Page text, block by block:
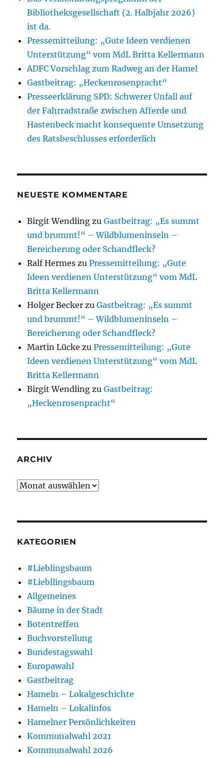
Bibliotheksgesellschaft (2. Halbjahr 2026)
ist da.
Pressemitteilung: „Gute Ideen verdienen
Unterstützung“ vom MdL Britta Kellermann
ADFC Vorschlag zum Radweg an der Hamel
Gastbeitrag: „Heckenrosenpracht“
Presseerklärung SPD: Schwerer Unfall auf
der Fahrradstraße zwischen Afferde und
Hastenbeck macht konsequente Umsetzung
des Ratsbeschlusses erforderlich
NEUESTE KOMMENTARE
Birgit Wendling zuGastbeitrag: „Es summt
und brummt!“ – Wildblumeninseln –
Bereicherung oder Schandfleck?
Ralf Hermes zuPressemitteilung: „Gute
Ideen verdienen Unterstützung“ vom MdL
Britta Kellermann
Holger Becker zuGastbeitrag: „Es summt
und brummt!“ – Wildblumeninseln –
Bereicherung oder Schandfleck?
Martin Lücke zuPressemitteilung: „Gute
Ideen verdienen Unterstützung“ vom MdL
Britta Kellermann
Birgit Wendling zuGastbeitrag:
„Heckenrosenpracht“
ARCHIV
Archiv
KATEGORIEN
#Lieblingsbaum
#Liebllingsbaum
Allgemeines
Bäume in der Stadt
Botentreffen
Buchvorstellung
Bundestagswahl
Europawahl
Gastbeitrag
Hameln – Lokalgeschichte
Hameln – Lokalinfos
Hamelner Persönlichkeiten
Kommunalwahl 2021
Kommunalwahl 2026